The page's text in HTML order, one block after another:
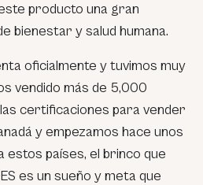
producto una gran
bienestar y salud humana.
oficialmente y tuvimos muy
vendido más de 5,000
certificaciones para vender
y empezamos hace unos
estos países, el brinco que
es un sueño y meta que